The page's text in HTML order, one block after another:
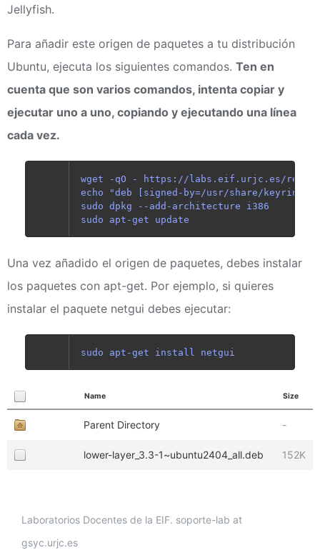
Jellyfish.
Para añadir este origen de paquetes a tu distribución
Ubuntu, ejecuta los siguientes comandos. Ten en
cuenta que son varios comandos, intenta copiar y
ejecutar uno a uno, copiando y ejecutando una línea
cada vez.
wget -qO - https://labs.eif.urjc.es/repo/
echo "deb [signed-by=/usr/share/
sudo dpkg --add-architecture i386
Una vez añadido el origen de paquetes, debes instalar
los paquetes con apt-get. Por ejemplo, si quieres
instalar el paquete netgui debes ejecutar:
sudo apt-get install netgui
Name Size
Parent Directory -
lower-layer_3.3-1~ubuntu2404_all.deb 152K
Laboratorios Docentes de la EIF. soporte-lab at
gsyc.urjc.es